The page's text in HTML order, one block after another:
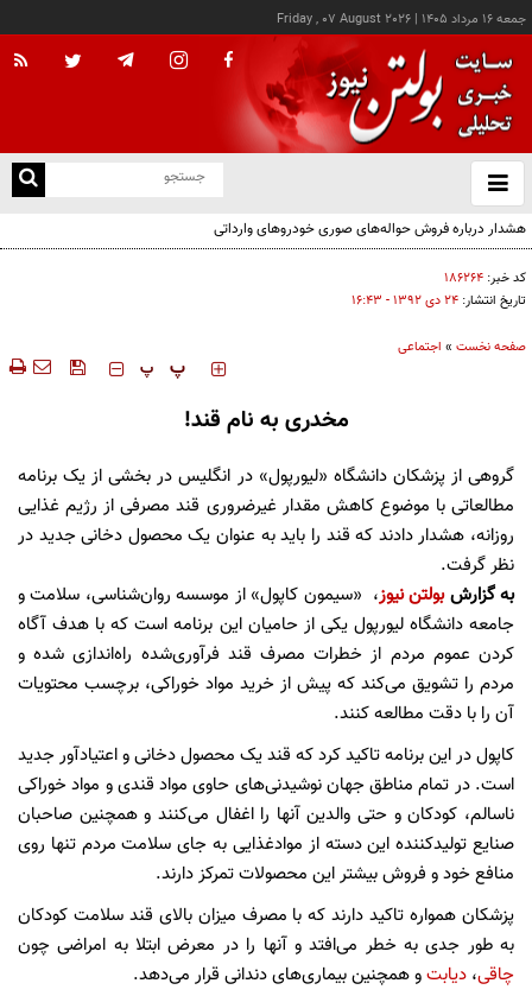
جمعه ۱۶ مرداد ۱۴۰۵ |
Friday , 07 August 2026
باز
و
هشدار درباره فروش حواله‌های صوری خودروهای وارداتی
کد خبر: ۱۸۶۲۶۴
تاریخ انتشار: ۲۴ دی ۱۳۹۲ - ۱۶:۴۳
صفحه نخست » اجتماعی
‍‍‍ پ پ
مخدری به نام قند!
گروهی از پزشکان دانشگاه «لیورپول» در انگلیس در بخشی از یک برنامه
مطالعاتی با موضوع کاهش مقدار غیرضروری قند مصرفی از رژیم غذایی
روزانه، هشدار دادند که قند را باید به عنوان یک محصول دخانی جدید در
نظر گرفت.
به گزارشبولتن نیوز، «سیمون کاپول» از موسسه روان‌شناسی، سلامت و
جامعه دانشگاه لیورپول یکی از حامیان این برنامه است که با هدف آگاه
کردن عموم مردم از خطرات مصرف قند فرآوری‌شده راه‌اندازی شده و
مردم را تشویق می‌کند که پیش از خرید مواد خوراکی، برچسب محتویات
آن را با دقت مطالعه کنند.
کاپول در این برنامه تاکید کرد که قند یک محصول دخانی و اعتیادآور جدید
است. در تمام مناطق جهان نوشیدنی‌های حاوی مواد قندی و مواد خوراکی
ناسالم، کودکان و حتی والدین آنها را اغفال می‌کنند و همچنین صاحبان
صنایع تولیدکننده این دسته از موادغذایی به جای سلامت مردم تنها روی
منافع خود و فروش بیشتر این محصولات تمرکز دارند.
پزشکان همواره تاکید دارند که با مصرف میزان بالای قند سلامت کودکان
به طور جدی به خطر می‌افتد و آنها را در معرض ابتلا به امراضی چون
چاقی، دیابتو همچنین بیماری‌های دندانی قرار می‌دهد.